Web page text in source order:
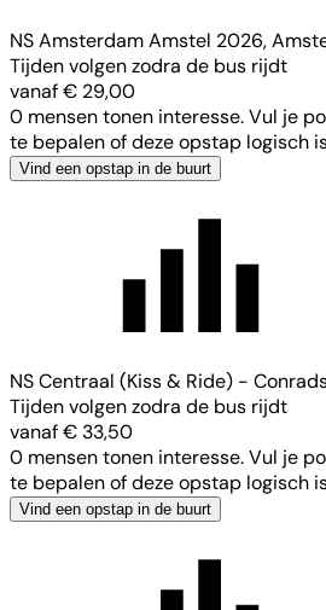
NS Amsterdam Amstel 2026,
Tijden volgen zodra de bus rijdt
vanaf € 29,00
0 mensen tonen interesse. Vul je
te bepalen of deze opstap logisch
Vind een opstap in de buurt
NS Centraal (Kiss & Ride) -
Tijden volgen zodra de bus rijdt
vanaf € 33,50
0 mensen tonen interesse. Vul je
te bepalen of deze opstap logisch
Vind een opstap in de buurt